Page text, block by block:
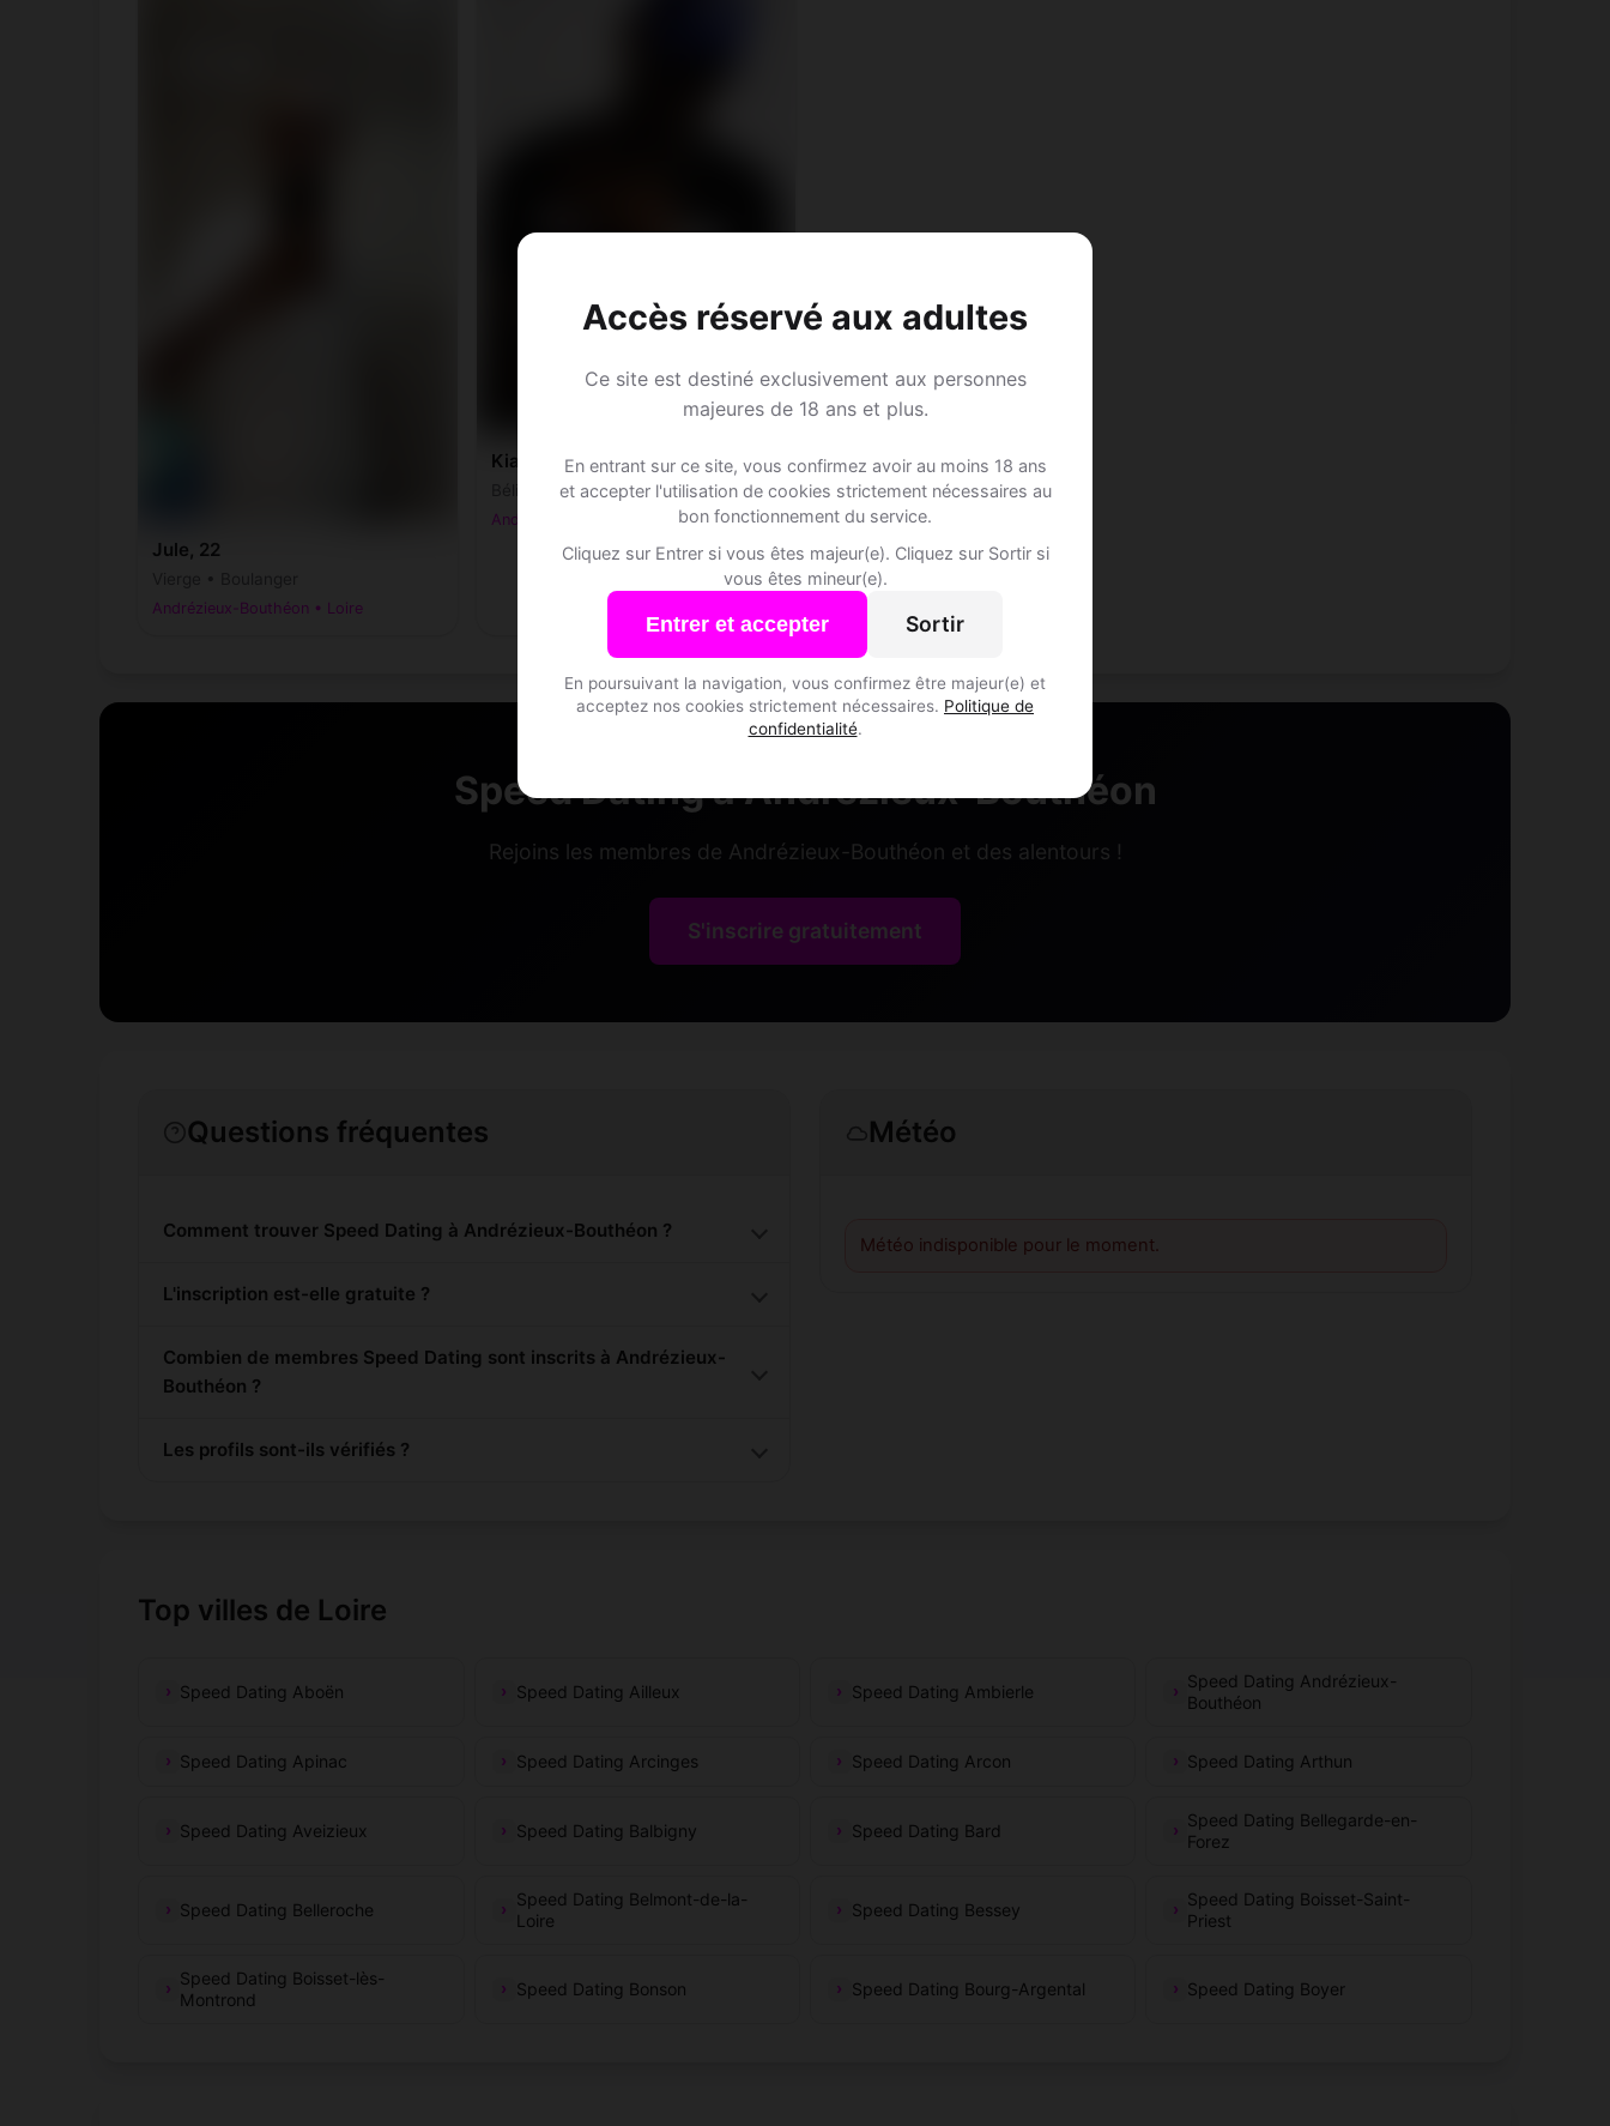
Accès réservé aux adultes
Ce site est destiné exclusivement aux personnes
majeures de 18 ans et plus.
En entrant sur ce site, vous confirmez avoir au moins 18 ans
et accepter l'utilisation de cookies strictement nécessaires au
bon fonctionnement du service.
Cliquez sur Entrer si vous êtes majeur(e). Cliquez sur Sortir si
vous êtes mineur(e).
Entrer et accepter Sortir
En poursuivant la navigation, vous confirmez être majeur(e) et
acceptez nos cookies strictement nécessaires. Politique de
confidentialité.
Jule, 22
Andrézieux-Bouthéon • Loire
Kian, 30
Bélier • Assistant administratif
Andrézieux-Bouthéon • Loire
Speed Dating à Andrézieux-Bouthéon
Rejoins les membres de Andrézieux-Bouthéon et des alentours !
S'inscrire gratuitement
Questions fréquentes
Comment trouver Speed Dating à Andrézieux-Bouthéon ?
L'inscription est-elle gratuite ?
Combien de membres Speed Dating sont inscrits à Andrézieux-
Bouthéon ?
Les profils sont-ils vérifiés ?
Météo
Météo indisponible pour le moment.
Top villes de Loire
Speed Dating Aboën Speed Dating Ailleux Speed Dating Ambierle
Speed Dating Andrézieux-
Bouthéon
Speed Dating Apinac Speed Dating Arcinges Speed Dating Arcon Speed Dating Arthun
Speed Dating Aveizieux Speed Dating Balbigny Speed Dating Bard
Speed Dating Bellegarde-en-
Forez
Speed Dating Belleroche
Speed Dating Belmont-de-la-
Loire
Speed Dating Bessey
Speed Dating Boisset-Saint-
Priest
Speed Dating Boisset-lès-
Montrond
Speed Dating Bonson Speed Dating Bourg-Argental Speed Dating Boyer